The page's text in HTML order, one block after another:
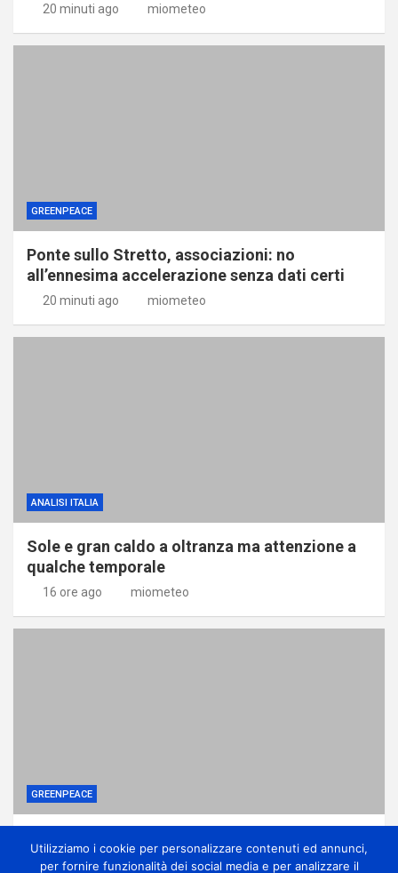
20 minuti ago miometeo
GREENPEACE
Ponte sullo Stretto, associazioni: no
all’ennesima accelerazione senza dati certi
20 minuti ago miometeo
ANALISI ITALIA
Sole e gran caldo a oltranza ma attenzione a
qualche temporale
16 ore ago miometeo
GREENPEACE
contro la crisi climatica
Utilizziamo i cookie per personalizzare contenuti ed annunci,
per fornire funzionalità dei social media e per analizzare il